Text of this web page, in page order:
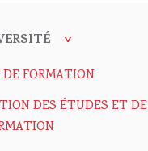
DE FORMATION
DES ÉTUDES ET DE